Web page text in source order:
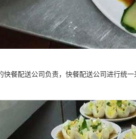
餐配送公司负责，快餐配送公司进行统